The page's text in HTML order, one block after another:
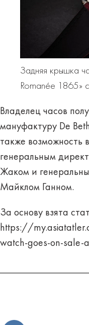
Задняя крышка
Romanée 1865»
Владелец часов
мануфактуру De
также возможность
генеральным
Жаком и
Майклом Ганном.
За основу взята
https://
watch-goes-on-sale-